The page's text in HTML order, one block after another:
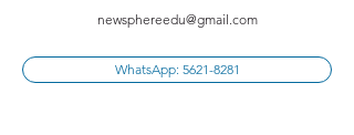
newsphereedu@gmail.com
WhatsApp: 5621-8281